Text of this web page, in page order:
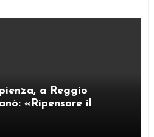
a Reggio
«Ripensare il
una “ragione